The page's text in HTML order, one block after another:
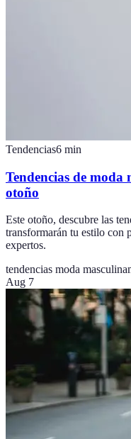
Tendencias6 min
Tendencias de moda
otoño
Este otoño, descubre las
transformarán tu estilo con
expertos.
tendencias moda masculina
Aug 7